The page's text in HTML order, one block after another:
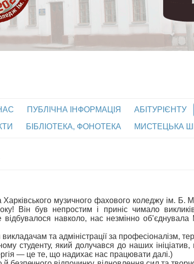
ПУБЛІЧНА ІНФОРМАЦІЯ АБІТУРІЄНТУ
БІБЛІОТЕКА, ФОНОТЕКА МИСТЕЦЬКА
музичного фахового коледжу ім. Б.
Він був непростим і приніс чимало
навколо, нас незмінно
та адміністрації за професіоналізм,
студенту, який долучався до наших
— це те, що надихає нас працювати далі.)